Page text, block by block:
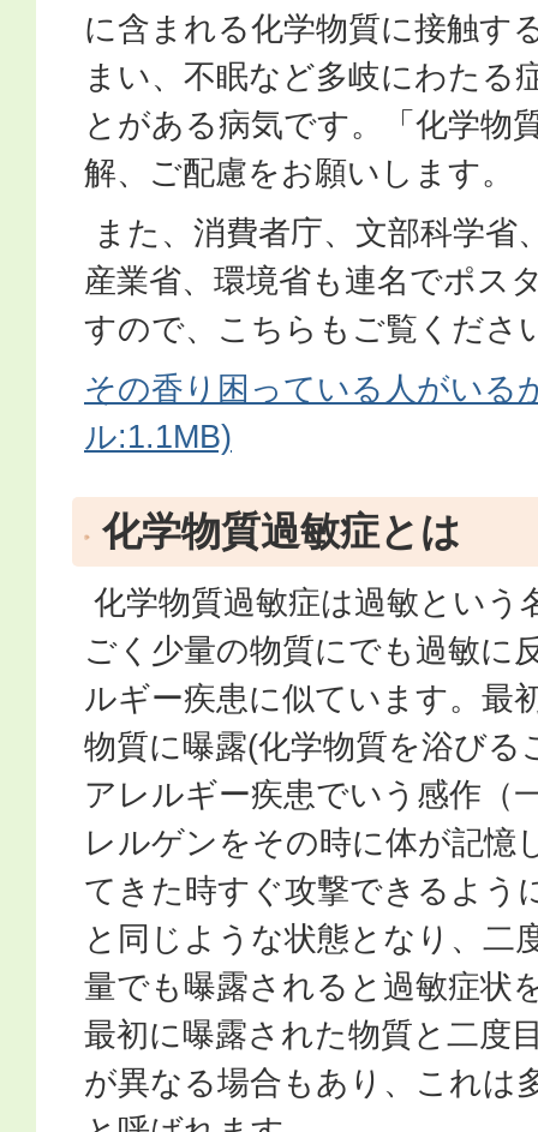
に含まれる化学物質に接触す
まい、不眠など多岐にわたる
とがある病気です。「化学物
解、ご配慮をお願いします。
また、消費者庁、文部科学省
産業省、環境省も連名でポス
すので、こちらもご覧くださ
その香り困っている人がいる
ル:1.1MB)
化学物質過敏症とは
化学物質過敏症は過敏という
ごく少量の物質にでも過敏に
ルギー疾患に似ています。最
物質に曝露(化学物質を浴びる
アレルギー疾患でいう感作（
レルゲンをその時に体が記憶
てきた時すぐ攻撃できるよう
と同じような状態となり、二
量でも曝露されると過敏症状
最初に曝露された物質と二度
が異なる場合もあり、これは